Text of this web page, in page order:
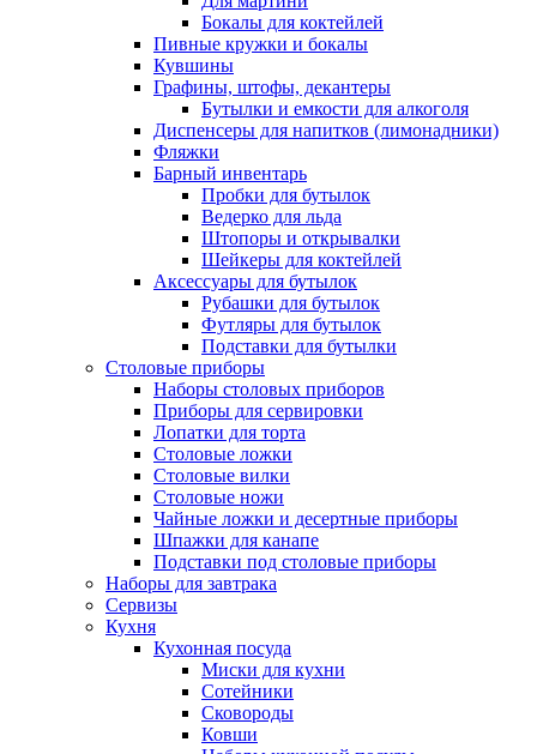
Бокалы для коктейлей
Пивные кружки и бокалы
Кувшины
Графины, штофы, декантеры
Бутылки и емкости для алкоголя
Диспенсеры для напитков (лимонадники)
Фляжки
Барный инвентарь
Пробки для бутылок
Ведерко для льда
Штопоры и открывалки
Шейкеры для коктейлей
Аксессуары для бутылок
Рубашки для бутылок
Футляры для бутылок
Подставки для бутылки
Столовые приборы
Наборы столовых приборов
Приборы для сервировки
Лопатки для торта
Столовые ложки
Столовые вилки
Столовые ножи
Чайные ложки и десертные приборы
Шпажки для канапе
Подставки под столовые приборы
Наборы для завтрака
Сервизы
Кухня
Кухонная посуда
Миски для кухни
Сотейники
Сковороды
Ковши